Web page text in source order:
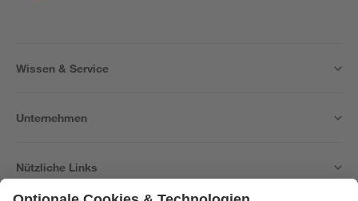
Wissen & Service
Unternehmen
Nützliche Links